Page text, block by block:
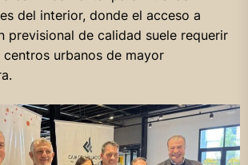
del interior, donde el acceso a
previsional de calidad suele requerir
urbanos de mayor